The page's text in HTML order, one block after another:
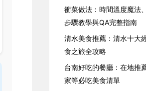
衝菜做法：時間溫度魔法
步驟教學與QA完整指南
清水美食推薦：清水十大
食之旅全攻略
台南好吃的餐廳：在地推
家等必吃美食清單